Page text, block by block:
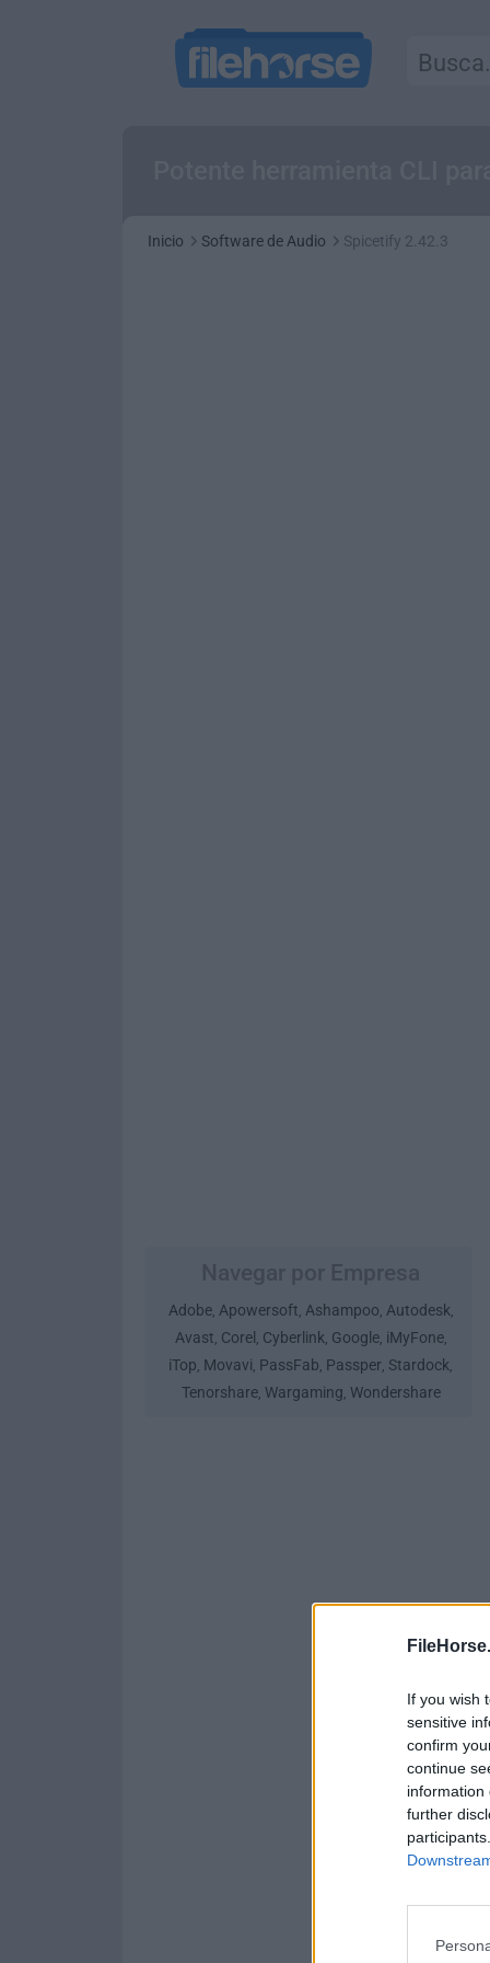
If you wish
sensitive
confirm
continue
information
further
Inicio Software de Audio Spicetify 2.42.3
Adobe, Apowersoft, Ashampoo, Autodesk,
Avast, Corel , Cyberlink, Google, iMyFone,
iTop, Movavi, PassFab, Passper, Stardock,
Tenorshare, Wargaming, Wondershare